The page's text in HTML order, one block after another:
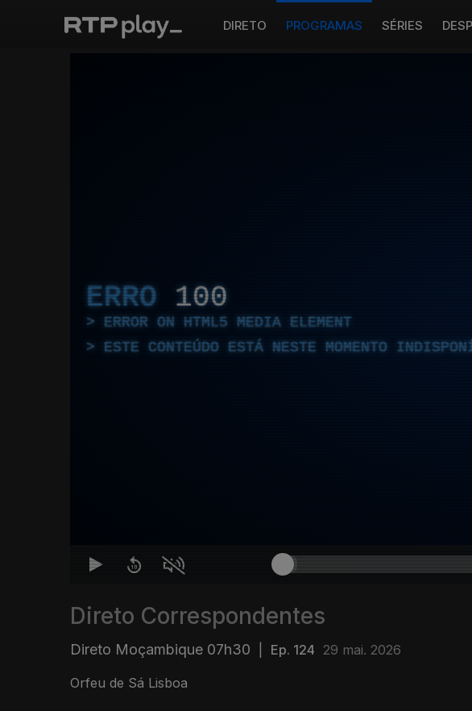
DIRETO PROGRAMAS SÉRIES
ERRO 100
ERROR ON HTML5 MEDIA ELEMENT
ESTE CONTEÚDO ESTÁ NESTE MOMENTO
Direto Correspondentes
Direto Moçambique 07h30 Ep. 124 29 mai. 2026
Orfeu de Sá Lisboa